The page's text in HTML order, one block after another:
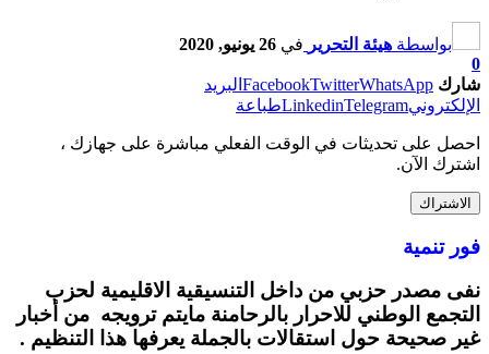
بواسطة هيئة التحرير في 26 يونيو, 2020
0
شارك
FacebookTwitterWhatsApp
البريد
الإلكتروني
LinkedinTelegram طباعة
احصل على تحديثات في الوقت الفعلي مباشرة على جهازك ،
اشترك الآن.
الاشتراك
فور تنمية
نفى مصدر حزبي من داخل التنسيقية الاقليمية لحزب
التجمع الوطني للاحرار بالرحامنة مايتم ترويجه من أخبار
غير صحيحة حول استقالات بالجملة يعرفها هذا التنظيم .